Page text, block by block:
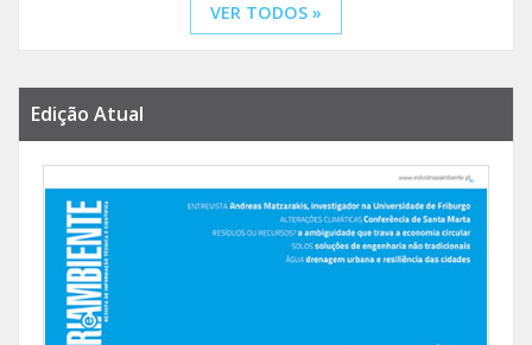
VER TODOS »
Edição Atual